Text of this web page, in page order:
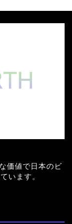
価値で日本のビ
います。